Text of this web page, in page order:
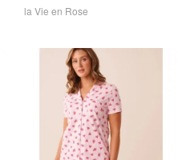
la Vie en Rose